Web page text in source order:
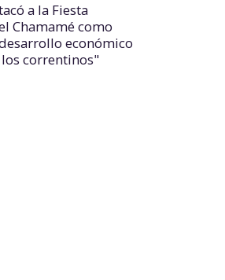
a la Fiesta
Chamamé como
económico
correntinos"